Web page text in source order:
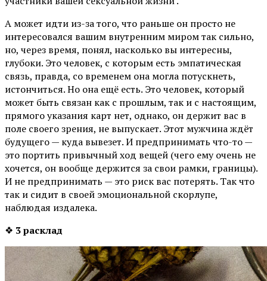
А может идти из-за того, что раньше он просто не
интересовался вашим внутренним миром так сильно,
но, через время, понял, насколько вы интересны,
глубоки. Это человек, с которым есть эмпатическая
связь, правда, со временем она могла потускнеть,
истончиться. Но она ещё есть. Это человек, который
может быть связан как с прошлым, так и с настоящим,
прямого указания карт нет, однако, он держит вас в
поле своего зрения, не выпускает. Этот мужчина ждёт
будущего — куда вывезет. И предпринимать что-то —
это портить привычный ход вещей (чего ему очень не
хочется, он вообще держится за свои рамки, границы).
И не предпринимать — это риск вас потерять. Так что
так и сидит в своей эмоциональной скорлупе,
наблюдая издалека.
❖ 3 расклад